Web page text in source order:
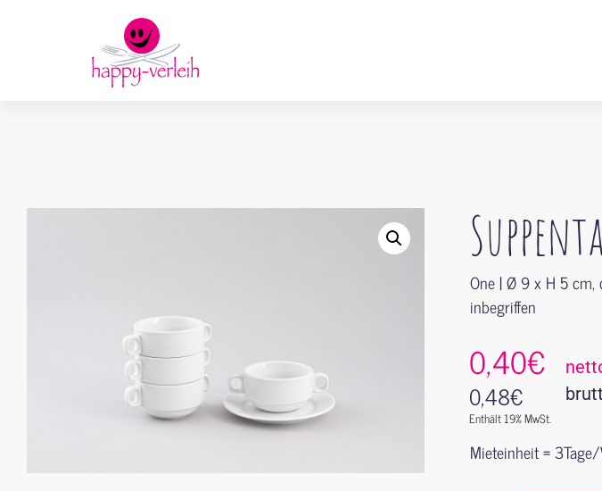
One | Ø 9 x H 5
inbegriffen
0,40€
0,48€
Enthält 19% MwSt.
Mieteinheit =